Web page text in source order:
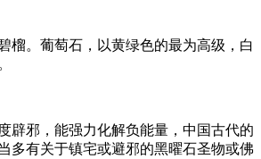
榴。葡萄石，以黄绿色的最为高级，白
辟邪，能强力化解负能量，中国古代的
多有关于镇宅或避邪的黑曜石圣物或佛